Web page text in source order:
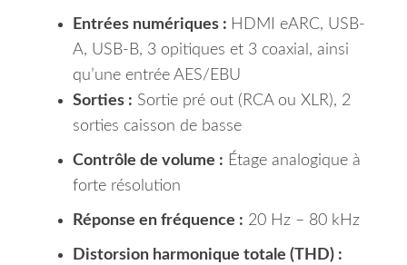
Entrées numériques : HDMI eARC, USB-
A, USB-B, 3 opitiques et 3 coaxial, ainsi
qu’une entrée AES/EBU
Sorties : Sortie pré out (RCA ou XLR), 2
sorties caisson de basse
Contrôle de volume : Étage analogique à
forte résolution
Réponse en fréquence : 20 Hz – 80 kHz
Distorsion harmonique totale (THD) :